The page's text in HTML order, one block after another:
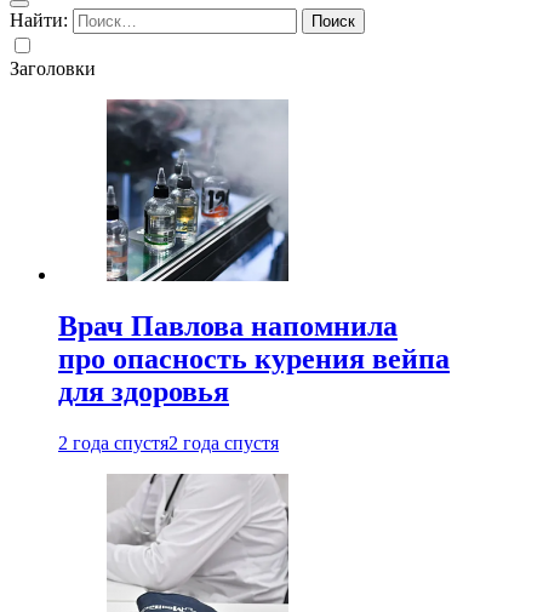
Найти:
Заголовки
Врач Павлова напомнила
про опасность курения вейпа
для здоровья
2 года спустя2 года спустя